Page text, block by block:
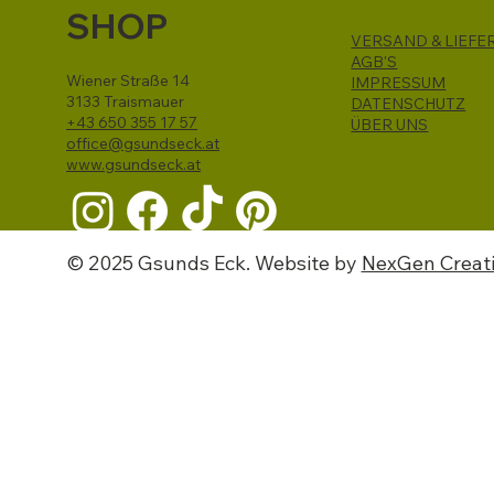
SHOP
Wiener Straße 14
3133 Traismauer
+43 650 355 17 57
office@gsundseck.at
www.gsundseck.at
© 2025 Gsunds Eck. Website by NexGen
VERSAND &
AGB'S
IMPRESSUM
DATENSCHUTZ
ÜBER UNS